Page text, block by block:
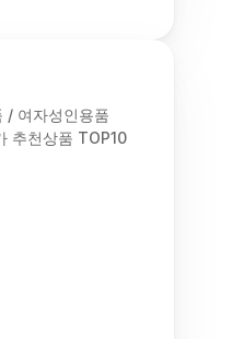
/ 여자성인용품
추천상품 TOP10